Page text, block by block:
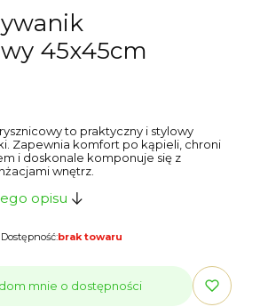
45x45cm
to praktyczny i stylowy
Zapewnia komfort po kąpieli, chroni
i doskonale komponuje się z
wnętrz.
opisu
Dostępność:brak towaru
mnie o dostępności